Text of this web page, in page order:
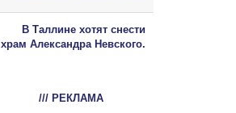
В Таллине хотят снести
храм Александра Невского.
/// РЕКЛАМА